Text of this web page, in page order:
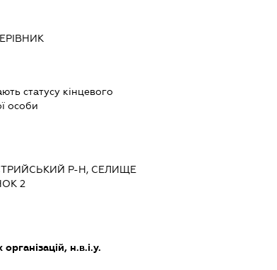
статусу кінцевого
особи
Р-Н, СЕЛИЩЕ
2
н.в.і.у.